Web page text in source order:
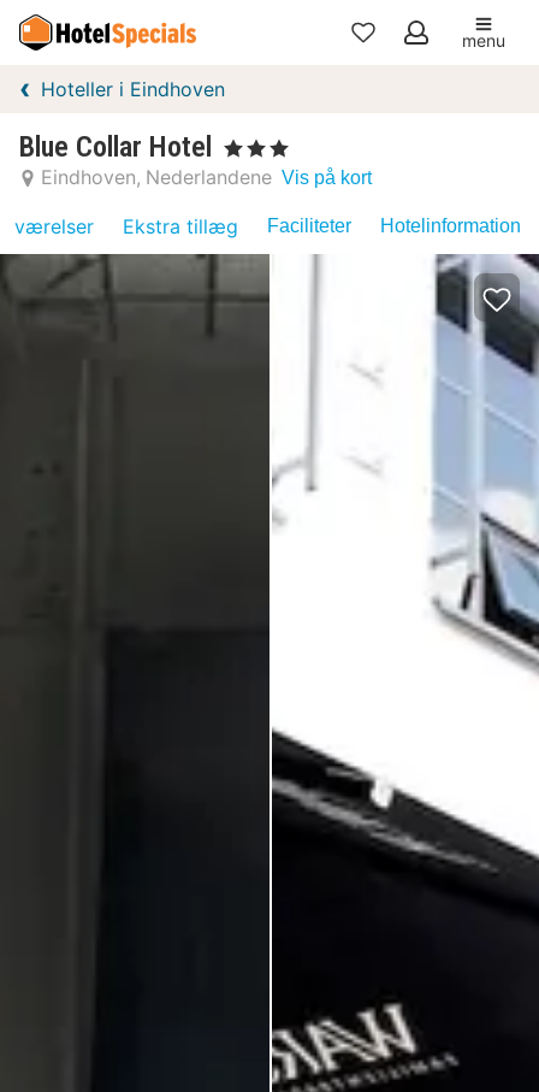
Mine
menu
Hoteller i Eindhoven
Blue Collar Hotel , 3 Stjerner
Eindhoven Nederlandene Vis på kort
værelser Ekstra tillæg Faciliteter Hotelinformation